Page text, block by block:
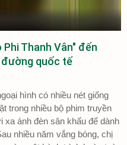
Phi Thanh Vân" đến
đường quốc tế
hình có nhiều nét giống
trong nhiều bộ phim truyền
xa ánh đèn sân khấu để dành
nhiều năm vắng bóng, chị